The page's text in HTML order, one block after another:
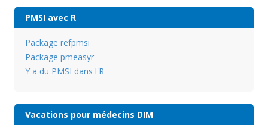
PMSI avec R
Package refpmsi
Package pmeasyr
Y a du PMSI dans l'R
Vacations pour médecins DIM